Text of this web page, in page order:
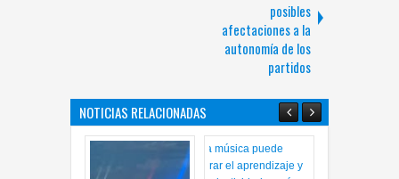
posibles
afectaciones a la
autonomía de los
partidos
NOTICIAS RELACIONADAS